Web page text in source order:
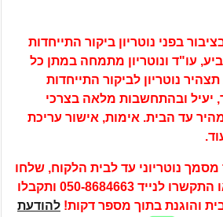
בפני נוטריון ביקור התייחדות
עו"ד ונוטריון מתמחה במתן כל
תצהיר נוטריון לביקור התייחדות
יעיל ובהתחשבות מלאה בצרכי
עד הבית. אימות, אישור עריכת
נוטריוני עד לבית הלקוח, שלחו
התקשרו לנייד 050-8684663 ותקבלו
והוגנת בתוך מספר דקות! להודעת